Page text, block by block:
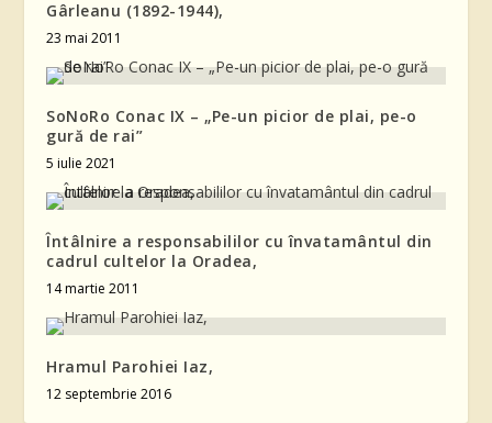
Gârleanu (1892-1944),
23 mai 2011
SoNoRo Conac IX – „Pe-un picior de plai, pe-o
gură de rai”
5 iulie 2021
Întâlnire a responsabililor cu învatamântul din
cadrul cultelor la Oradea,
14 martie 2011
Hramul Parohiei Iaz,
12 septembrie 2016